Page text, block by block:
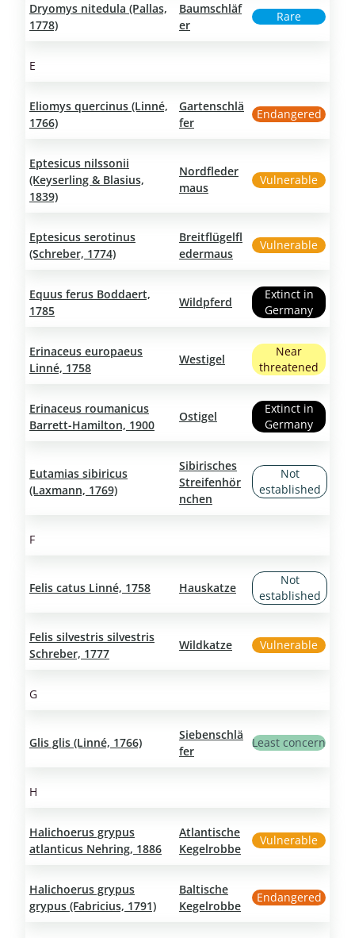
Dryomys nitedula (Pallas,
1778)
Baumschläf
er
Rare
E
Eliomys quercinus (Linné,
1766)
Gartenschlä
fer
Endangered
Eptesicus nilssonii
(Keyserling & Blasius,
1839)
Nordfleder
maus
Vulnerable
Eptesicus serotinus
(Schreber, 1774)
Breitflügelfl
edermaus
Vulnerable
Equus ferus Boddaert,
1785
Wildpferd
Extinct in
Germany
Erinaceus europaeus
Linné, 1758
Westigel
Near
threatened
Erinaceus roumanicus
Barrett-Hamilton, 1900
Ostigel
Extinct in
Germany
Eutamias sibiricus
(Laxmann, 1769)
Sibirisches
Streifenhör
nchen
Not
established
F
Felis catus Linné, 1758 Hauskatze
Not
established
Felis silvestris silvestris
Schreber, 1777
Wildkatze Vulnerable
G
Glis glis (Linné, 1766)
Siebenschlä
fer
Least concern
H
Halichoerus grypus
atlanticus Nehring, 1886
Atlantische
Kegelrobbe
Vulnerable
Halichoerus grypus
grypus (Fabricius, 1791)
Baltische
Kegelrobbe
Endangered